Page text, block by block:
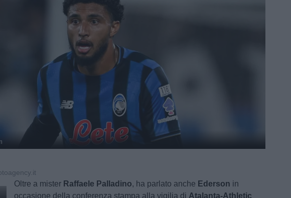
Oltre a mister Raffaele Palladino, ha parlato anche Ederson in
occasione della conferenza stampa alla vigilia di Atalanta-Athletic